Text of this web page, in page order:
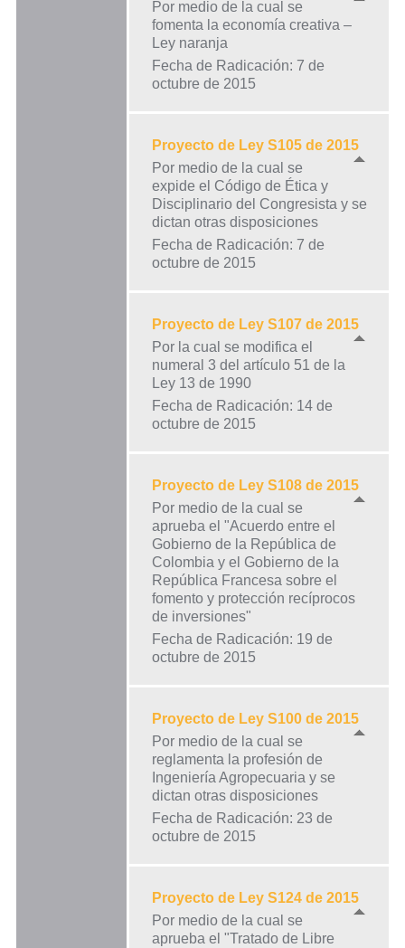
Por medio de la cual se
fomenta la economía creativa –
Ley naranja
Fecha de Radicación: 7 de
octubre de 2015
Proyecto de Ley S105 de 2015
Por medio de la cual se
expide el Código de Ética y
Disciplinario del Congresista y se
dictan otras disposiciones
Fecha de Radicación: 7 de
octubre de 2015
Proyecto de Ley S107 de 2015
Por la cual se modifica el
numeral 3 del artículo 51 de la
Ley 13 de 1990
Fecha de Radicación: 14 de
octubre de 2015
Proyecto de Ley S108 de 2015
Por medio de la cual se
aprueba el "Acuerdo entre el
Gobierno de la República de
Colombia y el Gobierno de la
República Francesa sobre el
fomento y protección recíprocos
de inversiones"
Fecha de Radicación: 19 de
octubre de 2015
Proyecto de Ley S100 de 2015
Por medio de la cual se
reglamenta la profesión de
Ingeniería Agropecuaria y se
dictan otras disposiciones
Fecha de Radicación: 23 de
octubre de 2015
Proyecto de Ley S124 de 2015
Por medio de la cual se
aprueba el "Tratado de Libre